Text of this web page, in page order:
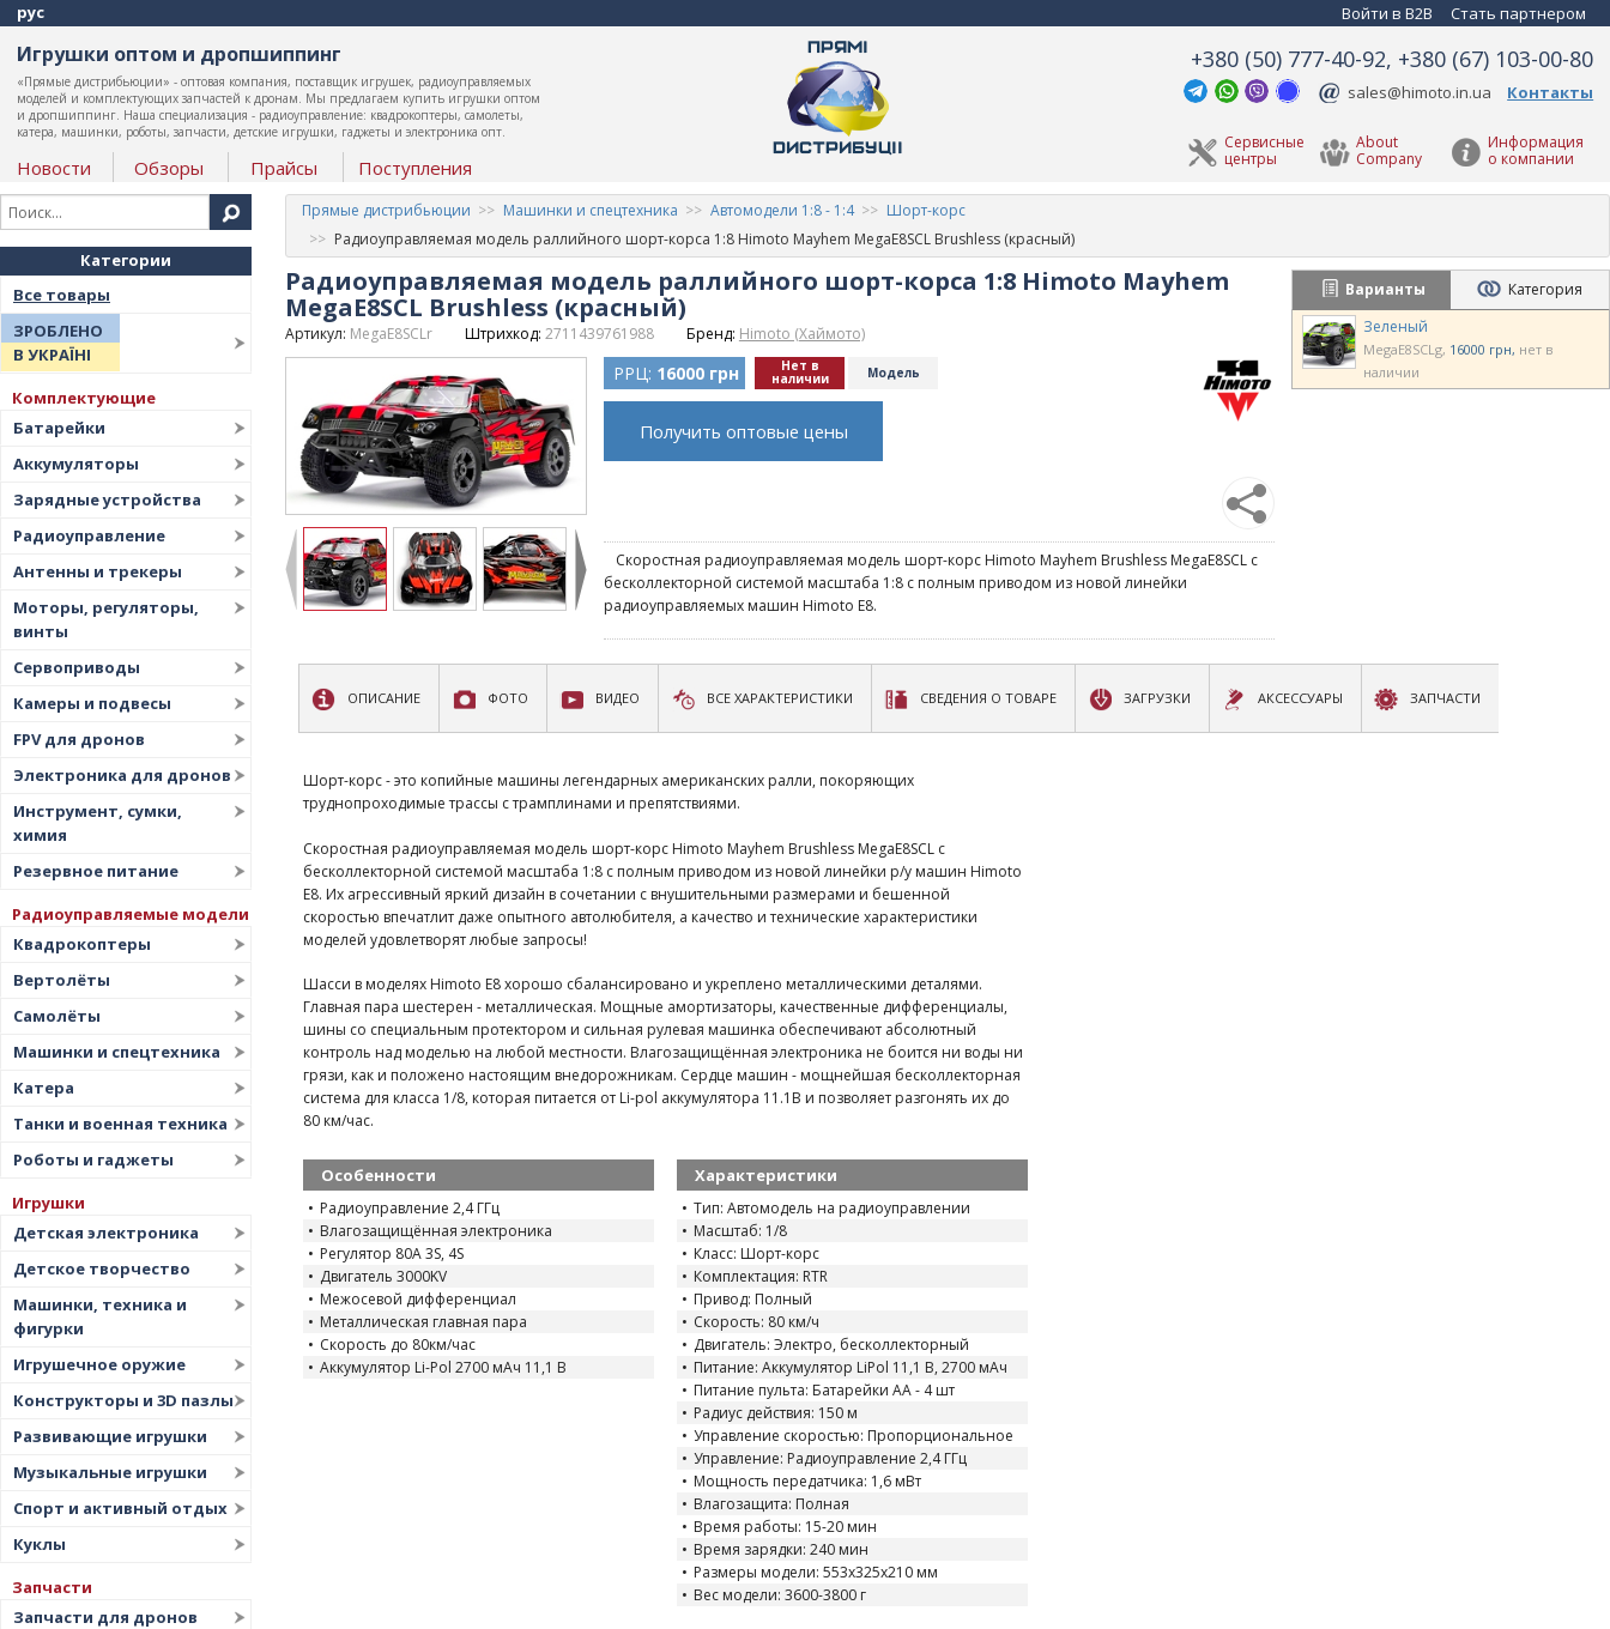
рус Войти в B2B Стать партнером
Игрушки оптом и дропшиппинг
«Прямые дистрибьюции» - оптовая компания, поставщик игрушек, радиоуправляемых
моделей и комплектующих запчастей к дронам. Мы предлагаем купить игрушки оптом
и дропшиппинг. Наша специализация - радиоуправление: квадрокоптеры, самолеты,
катера, машинки, роботы, запчасти, детские игрушки, гаджеты и электроника опт.
Новости Обзоры Прайсы Поступления
+380 (50) 777-40-92, +380 (67) 103-00-80
sales@himoto.in.ua Контакты
Информация
о компании
About
Company
Сервисные
центры
Категории
Все товары
ЗРОБЛЕНО
В УКРАЇНІ
Комплектующие
Батарейки
Аккумуляторы
Зарядные устройства
Радиоуправление
Антенны и трекеры
Моторы, регуляторы,
винты
Сервоприводы
Камеры и подвесы
FPV для дронов
Электроника для дронов
Инструмент, сумки,
химия
Резервное питание
Радиоуправляемые модели
Квадрокоптеры
Вертолёты
Самолёты
Машинки и спецтехника
Катера
Танки и военная техника
Роботы и гаджеты
Игрушки
Детская электроника
Детское творчество
Машинки, техника и
фигурки
Игрушечное оружие
Конструкторы и 3D пазлы
Развивающие игрушки
Музыкальные игрушки
Спорт и активный отдых
Куклы
Запчасти
Запчасти для дронов
Прямые дистрибьюции Машинки и спецтехника Автомодели 1:8 - 1:4
Шорт-корс
Радиоуправляемая модель раллийного шорт-корса 1:8 Himoto Mayhem MegaE8SCL Brushless (красный)
Радиоуправляемая модель раллийного шорт-корса 1:8 Himoto Mayhem
MegaE8SCL Brushless (красный)
Артикул: MegaE8SCLr Штрихкод: 2711439761988 Бренд: Himoto (Хаймото)
РРЦ: 16000 грн Нет в
наличии Модель
Получить оптовые цены
Скоростная радиоуправляемая модель шорт-корс Himoto Mayhem Brushless MegaE8SCL с
бесколлекторной системой масштаба 1:8 с полным приводом из новой линейки
радиоуправляемых машин Himoto E8.
Варианты
Категория
Зеленый
MegaE8SCLg 16000 грн нет в
наличии
ОПИСАНИЕ ФОТО ВИДЕО ВСЕ ХАРАКТЕРИСТИКИ СВЕДЕНИЯ О ТОВАРЕ ЗАГРУЗКИ АКСЕССУАРЫ ЗАПЧАСТИ
Шорт-корс - это копийные машины легендарных американских ралли, покоряющих
труднопроходимые трассы с трамплинами и препятствиями.
Скоростная радиоуправляемая модель шорт-корс Himoto Mayhem Brushless MegaE8SCL с
бесколлекторной системой масштаба 1:8 с полным приводом из новой линейки р/у машин Himoto
E8. Их агрессивный яркий дизайн в сочетании с внушительными размерами и бешенной
скоростью впечатлит даже опытного автолюбителя, а качество и технические характеристики
моделей удовлетворят любые запросы!
Шасси в моделях Himoto E8 хорошо сбалансировано и укреплено металлическими деталями.
Главная пара шестерен - металлическая. Мощные амортизаторы, качественные дифференциалы,
шины со специальным протектором и сильная рулевая машинка обеспечивают абсолютный
контроль над моделью на любой местности. Влагозащищённая электроника не боится ни воды ни
грязи, как и положено настоящим внедорожникам. Сердце машин - мощнейшая бесколлекторная
система для класса 1/8, которая питается от Li-pol аккумулятора 11.1В и позволяет разгонять их до
80 км/час.
Особенности
Радиоуправление 2,4 ГГц
Влагозащищённая электроника
Регулятор 80А 3S, 4S
Двигатель 3000KV
Межосевой дифференциал
Металлическая главная пара
Скорость до 80км/час
Аккумулятор Li-Pol 2700 мАч 11,1 В
Характеристики
Тип: Автомодель на радиоуправлении
Масштаб: 1/8
Класс: Шорт-корс
Комплектация: RTR
Привод: Полный
Скорость: 80 км/ч
Двигатель: Электро, бесколлекторный
Питание: Аккумулятор LiPol 11,1 В, 2700 мАч
Питание пульта: Батарейки AA - 4 шт
Радиус действия: 150 м
Управление скоростью: Пропорциональное
Управление: Радиоуправление 2,4 ГГц
Мощность передатчика: 1,6 мВт
Влагозащита: Полная
Время работы: 15-20 мин
Время зарядки: 240 мин
Размеры модели: 553x325x210 мм
Вес модели: 3600-3800 г